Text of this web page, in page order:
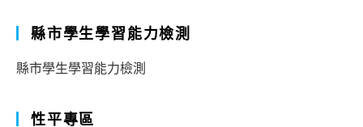
縣市學生學習能力檢測
縣市學生學習能力檢測
性平專區